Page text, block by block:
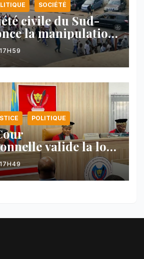
SOCIÉTÉ
civile du Sud-
la manipulation
par
POLITIQUE
valide la loi
sous réserves de